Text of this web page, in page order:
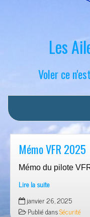
Les
Voler ce
Mémo VFR 2025
Mémo du pilote
Lire la suite
Mémo
VFRjanvier 26, 2025
Publié dansSécurité